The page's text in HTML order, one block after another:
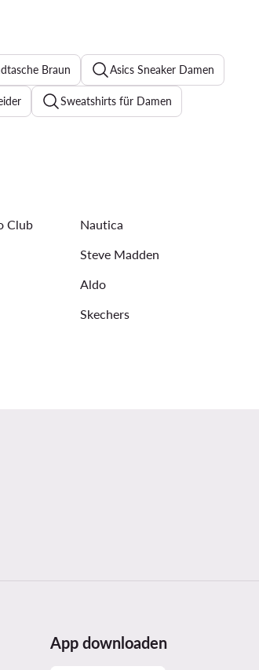
Braun Asics Sneaker Damen
Sweatshirts für Damen
Club
Nautica
Steve Madden
Aldo
Skechers
App downloaden